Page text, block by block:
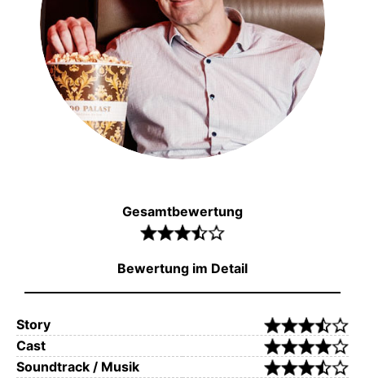
Gesamtbewertung
Bewertung im Detail
Story
Cast
Soundtrack / Musik